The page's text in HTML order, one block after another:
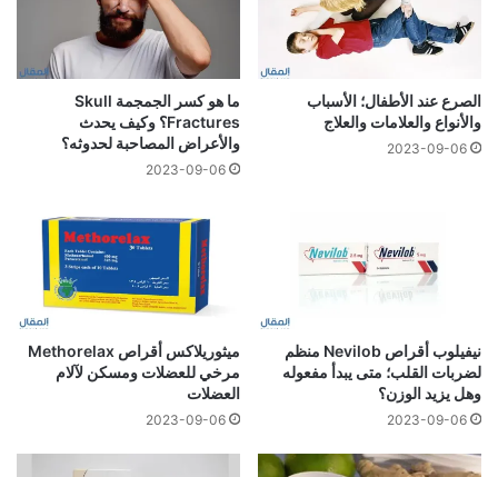
الصرع عند الأطفال؛ الأسباب
والأنواع والعلامات والعلاج
2023-09-06
ما هو كسر الجمجمة Skull
Fractures؟ وكيف يحدث
والأعراض المصاحبة لحدوثه؟
2023-09-06
نيفيلوب أقراص Nevilob منظم
لضربات القلب؛ متى يبدأ مفعوله
وهل يزيد الوزن؟
2023-09-06
ميثوريلاكس أقراص Methorelax
مرخي للعضلات ومسكن لآلام
العضلات
2023-09-06